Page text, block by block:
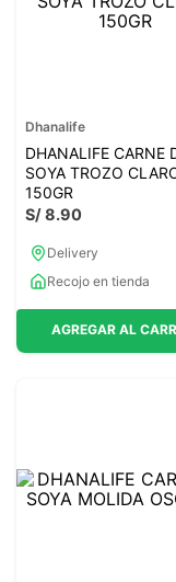
magnesio
Dhanalife
DHANALIFE CARNE
SOYA TROZO
150GR
S/8.90
Delivery
Recojo en tienda
AGREGAR AL